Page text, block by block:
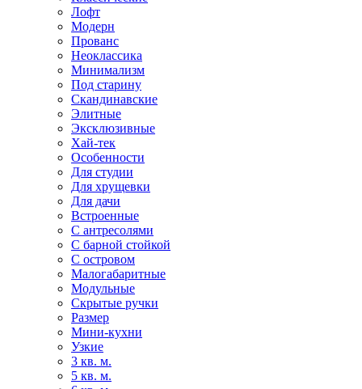
Лофт
Модерн
Прованс
Неоклассика
Минимализм
Под старину
Скандинавские
Элитные
Эксклюзивные
Хай-тек
Особенности
Для студии
Для хрущевки
Для дачи
Встроенные
С антресолями
С барной стойкой
С островом
Малогабаритные
Модульные
Скрытые ручки
Размер
Мини-кухни
Узкие
3 кв. м.
5 кв. м.